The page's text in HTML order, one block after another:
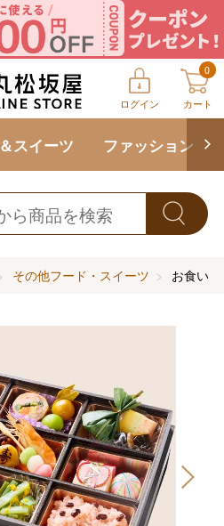
ログイン
0
カート
スイーツ ファッション
その他フード・スイーツ お食い